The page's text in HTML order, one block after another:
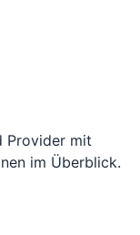
Provider mit
im Überblick.